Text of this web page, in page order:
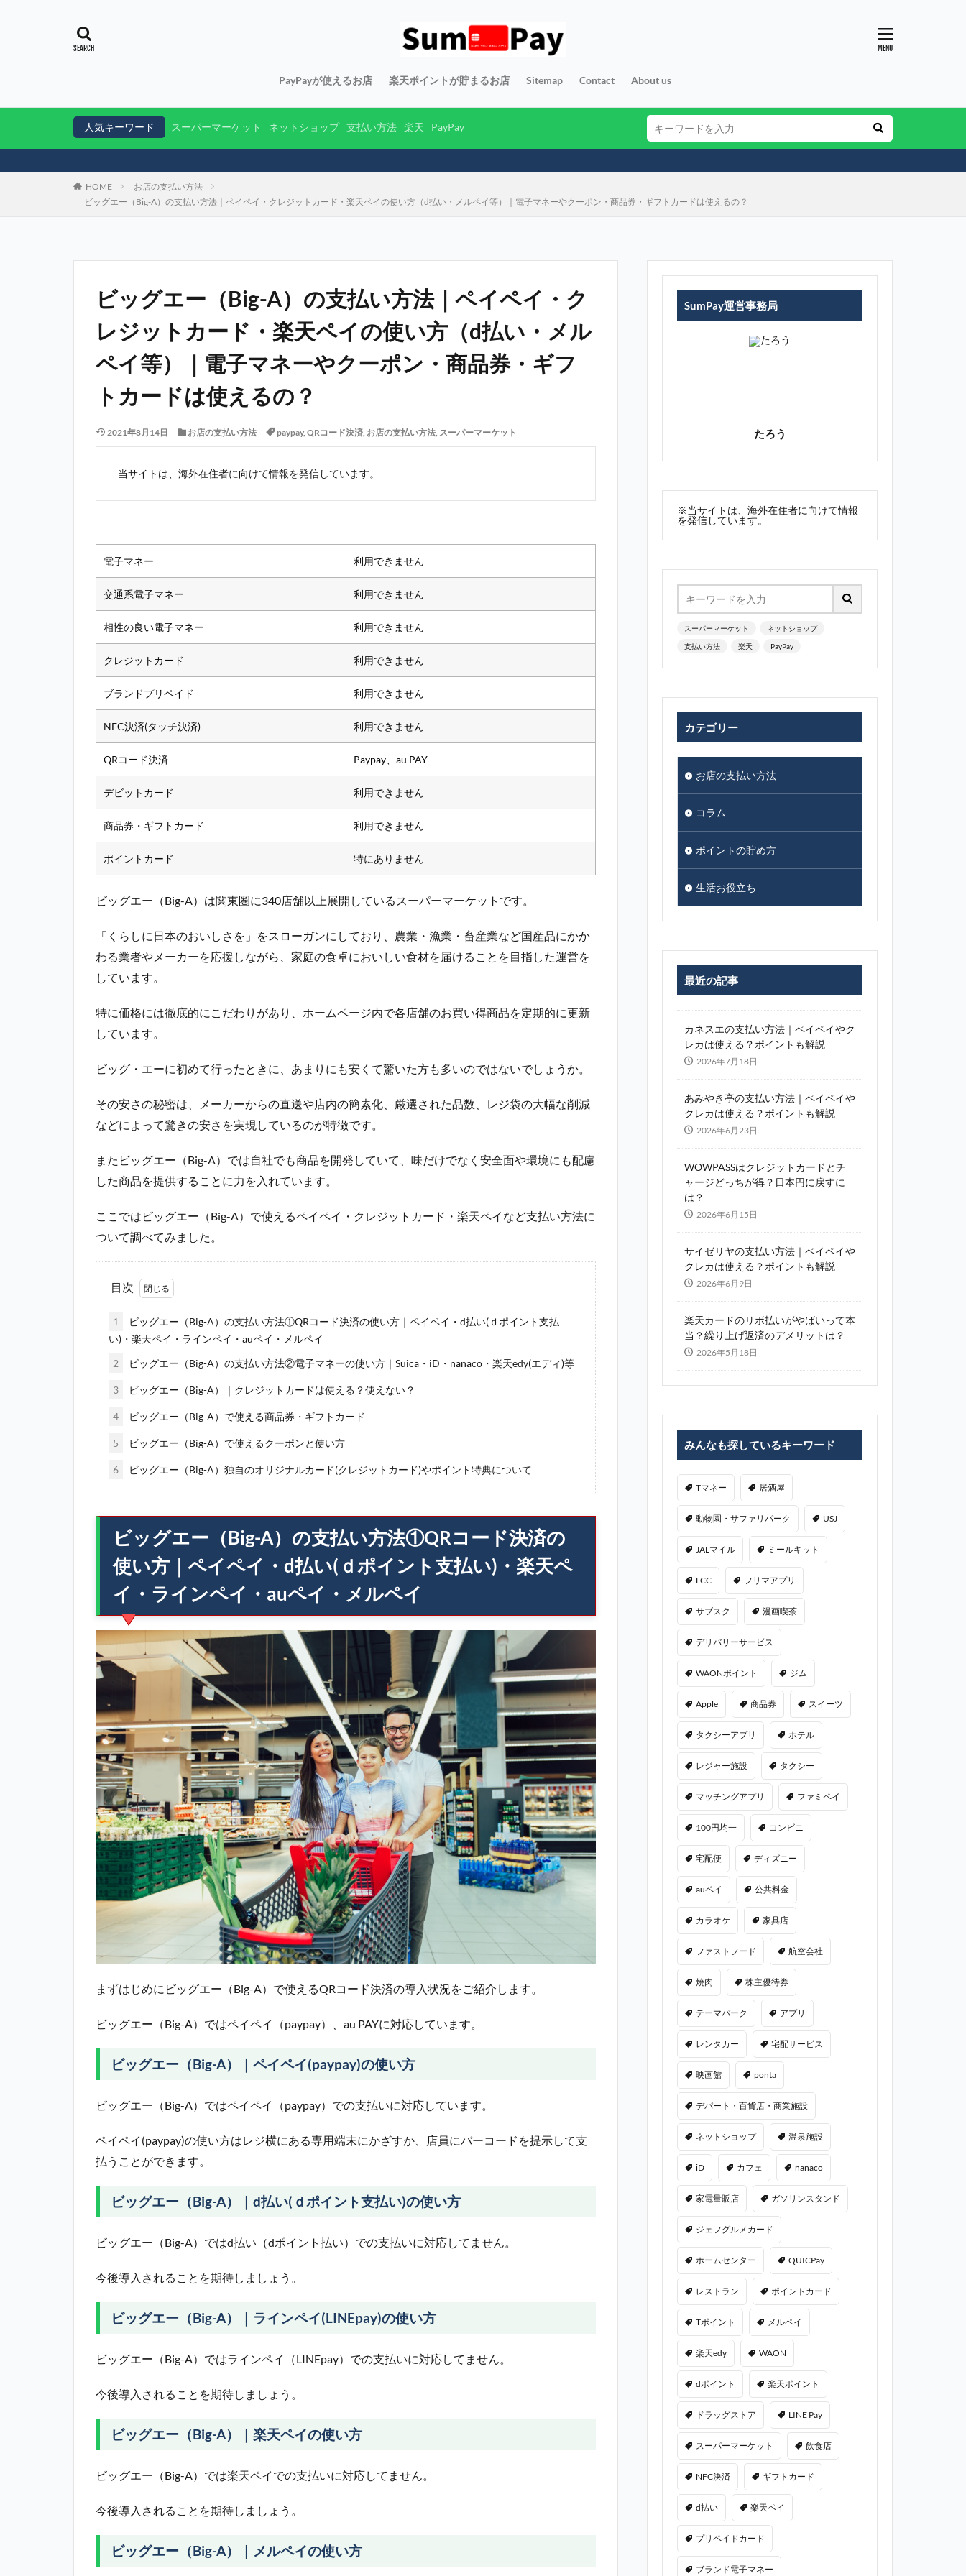
PayPayが使えるお店 楽天ポイントが貯まるお店 Sitemap Contact About us
人気キーワード スーパーマーケット ネットショップ 支払い方法 楽天 PayPay
HOME
お店の支払い方法
ビッグエー（Big-A）の支払い方法｜ペイペイ・クレジットカード・楽天ペイの使い方（d払い・メルペイ等）｜電子マネーやクーポン・商品券・ギフトカードは使えるの？
ビッグエー（Big-A）の支払い方法｜ペイペイ・ク
レジットカード・楽天ペイの使い方（d払い・メル
ペイ等）｜電子マネーやクーポン・商品券・ギフ
トカードは使えるの？
2021年8月14日 お店の支払い方法 paypay, QRコード決済, お店の支払い方法, スーパーマーケット
当サイトは、海外在住者に向けて情報を発信しています。
電子マネー 利用できません
交通系電子マネー 利用できません
相性の良い電子マネー 利用できません
クレジットカード 利用できません
ブランドプリペイド 利用できません
NFC決済(タッチ決済) 利用できません
QRコード決済 Paypay、au PAY
デビットカード 利用できません
商品券・ギフトカード 利用できません
ポイントカード 特にありません
ビッグエー（Big-A）は関東圏に340店舗以上展開しているスーパーマーケットです。
「くらしに日本のおいしさを」をスローガンにしており、農業・漁業・畜産業など国産品にかか
わる業者やメーカーを応援しながら、家庭の食卓においしい食材を届けることを目指した運営を
しています。
特に価格には徹底的にこだわりがあり、ホームページ内で各店舗のお買い得商品を定期的に更新
しています。
ビッグ・エーに初めて行ったときに、あまりにも安くて驚いた方も多いのではないでしょうか。
その安さの秘密は、メーカーからの直送や店内の簡素化、厳選された品数、レジ袋の大幅な削減
などによって驚きの安さを実現しているのが特徴です。
またビッグエー（Big-A）では自社でも商品を開発していて、味だけでなく安全面や環境にも配慮
した商品を提供することに力を入れています。
ここではビッグエー（Big-A）で使えるペイペイ・クレジットカード・楽天ペイなど支払い方法に
ついて調べてみました。
目次
1
ビッグエー（Big-A）の支払い方法①QRコード決済の使い方｜ペイペイ・d払い(ｄポイント支払
い)・楽天ペイ・ラインペイ・auペイ・メルペイ
2
ビッグエー（Big-A）の支払い方法②電子マネーの使い方｜Suica・iD・nanaco・楽天edy(エディ)等
3 ビッグエー（Big-A）｜クレジットカードは使える？使えない？
4 ビッグエー（Big-A）で使える商品券・ギフトカード
5 ビッグエー（Big-A）で使えるクーポンと使い方
6 ビッグエー（Big-A）独自のオリジナルカード(クレジットカード)やポイント特典について
ビッグエー（Big-A）の支払い方法①QRコード決済の
使い方｜ペイペイ・d払い(ｄポイント支払い)・楽天ペ
イ・ラインペイ・auペイ・メルペイ
まずはじめにビッグエー（Big-A）で使えるQRコード決済の導入状況をご紹介します。
ビッグエー（Big-A）ではペイペイ（paypay）、au PAYに対応しています。
ビッグエー（Big-A）｜ペイペイ(paypay)の使い方
ビッグエー（Big-A）ではペイペイ（paypay）での支払いに対応しています。
ペイペイ(paypay)の使い方はレジ横にある専用端末にかざすか、店員にバーコードを提示して支
払うことができます。
ビッグエー（Big-A）｜d払い(ｄポイント支払い)の使い方
ビッグエー（Big-A）ではd払い（dポイント払い）での支払いに対応してません。
今後導入されることを期待しましょう。
ビッグエー（Big-A）｜ラインペイ(LINEpay)の使い方
ビッグエー（Big-A）ではラインペイ（LINEpay）での支払いに対応してません。
今後導入されることを期待しましょう。
ビッグエー（Big-A）｜楽天ペイの使い方
ビッグエー（Big-A）では楽天ペイでの支払いに対応してません。
今後導入されることを期待しましょう。
ビッグエー（Big-A）｜メルペイの使い方
SumPay運営事務局
たろう
※当サイトは、海外在住者に向けて情報
を発信しています。
スーパーマーケット ネットショップ
支払い方法 楽天 PayPay
カテゴリー
お店の支払い方法
コラム
ポイントの貯め方
生活お役立ち
最近の記事
カネスエの支払い方法｜ペイペイやク
レカは使える？ポイントも解説
2026年7月18日
あみやき亭の支払い方法｜ペイペイや
クレカは使える？ポイントも解説
2026年6月23日
WOWPASSはクレジットカードとチ
ャージどっちが得？日本円に戻すに
は？
2026年6月15日
サイゼリヤの支払い方法｜ペイペイや
クレカは使える？ポイントも解説
2026年6月9日
楽天カードのリボ払いがやばいって本
当？繰り上げ返済のデメリットは？
2026年5月18日
みんなも探しているキーワード
Tマネー 居酒屋
動物園・サファリパーク USJ
JALマイル ミールキット
LCC フリマアプリ
サブスク 漫画喫茶
デリバリーサービス
WAONポイント ジム
Apple 商品券 スイーツ
タクシーアプリ ホテル
レジャー施設 タクシー
マッチングアプリ ファミペイ
100円均一 コンビニ
宅配便 ディズニー
auペイ 公共料金
カラオケ 家具店
ファストフード 航空会社
焼肉 株主優待券
テーマパーク アプリ
レンタカー 宅配サービス
映画館 ponta
デパート・百貨店・商業施設
ネットショップ 温泉施設
iD カフェ nanaco
家電量販店 ガソリンスタンド
ジェフグルメカード
ホームセンター QUICPay
レストラン ポイントカード
Tポイント メルペイ
楽天edy WAON
dポイント 楽天ポイント
ドラッグストア LINE Pay
スーパーマーケット 飲食店
NFC決済 ギフトカード
d払い 楽天ペイ
プリペイドカード
ブランド電子マネー